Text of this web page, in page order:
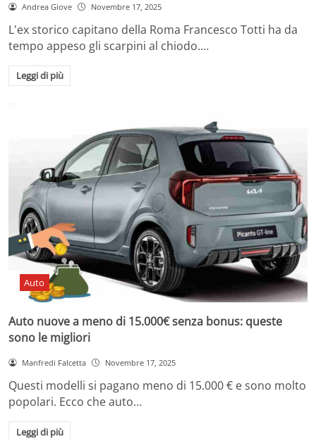
Andrea Giove Novembre 17, 2025
L'ex storico capitano della Roma Francesco Totti ha da
tempo appeso gli scarpini al chiodo.…
Leggi di più
Auto
Auto nuove a meno di 15.000€ senza bonus: queste
sono le migliori
Manfredi Falcetta Novembre 17, 2025
Questi modelli si pagano meno di 15.000 € e sono molto
popolari. Ecco che auto…
Leggi di più